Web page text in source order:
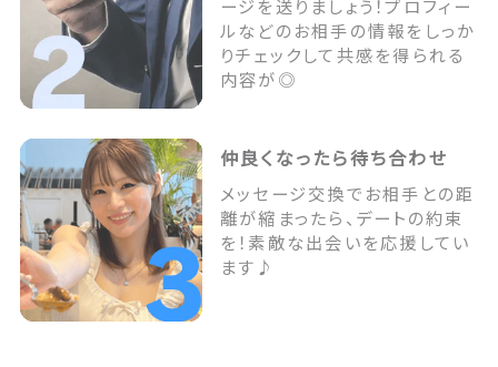
ージを送りましょう！プロフィー
ルなどのお相手の情報をしっか
りチェックして共感を得られる
内容が◎
仲良くなったら待ち合わせ
メッセージ交換でお相手との距
離が縮まったら、デートの約束
を！素敵な出会いを応援してい
ます♪